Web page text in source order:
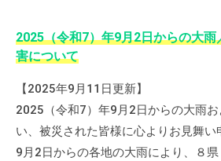
2025（令和7）年9月2日からの大
害について
【2025年9月11日更新】
2025（令和7）年9月2日からの大雨
い、被災された皆様に心よりお見舞い
9月2日からの各地の大雨により、８